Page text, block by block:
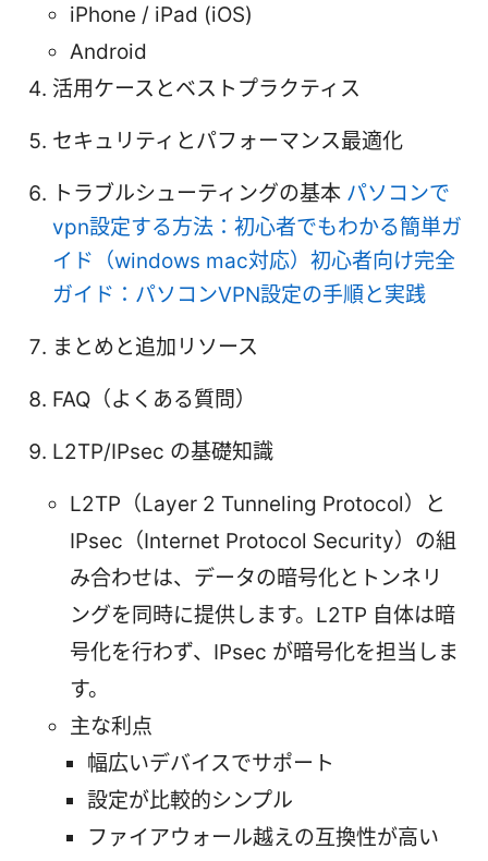
iPhone / iPad (iOS)
Android
活用ケースとベストプラクティス
セキュリティとパフォーマンス最適化
トラブルシューティングの基本 パソコンで
vpn設定する方法：初心者でもわかる簡単ガ
イド（windows mac対応）初心者向け完全
ガイド：パソコンVPN設定の手順と実践
まとめと追加リソース
FAQ（よくある質問）
L2TP/IPsec の基礎知識
L2TP（Layer 2 Tunneling Protocol）と
IPsec（Internet Protocol Security）の組
み合わせは、データの暗号化とトンネリ
ングを同時に提供します。L2TP 自体は暗
号化を行わず、IPsec が暗号化を担当しま
す。
主な利点
幅広いデバイスでサポート
設定が比較的シンプル
ファイアウォール越えの互換性が高い